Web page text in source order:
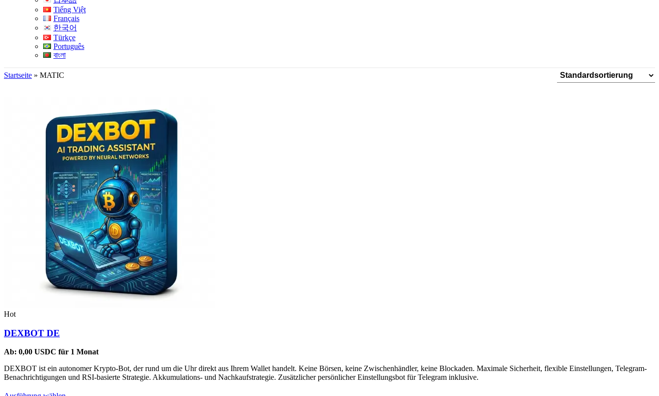
Tiếng Việt
Français
한국어
Türkçe
Português
বাংলা
Startseite » MATIC
Hot
DEXBOT DE
Ab: 0,00 USDC für 1 Monat
DEXBOT ist ein autonomer Krypto-Bot, der rund um die Uhr direkt aus Ihrem Wallet handelt. Keine Börsen, keine Zwischenhändler, keine Blockaden. Maximale Sicherheit, flexible Einstellungen, Telegram-
Benachrichtigungen und RSI-basierte Strategie. Akkumulations- und Nachkaufstrategie. Zusätzlicher persönlicher Einstellungsbot für Telegram inklusive.